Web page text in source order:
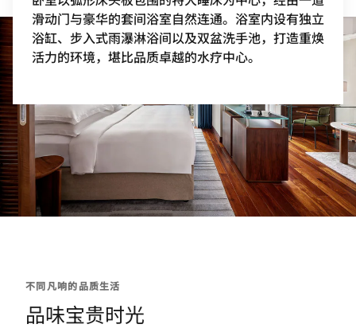
滑动门与豪华的套间浴室自然连通。浴室内设有独立
浴缸、步入式雨瀑淋浴间以及双盆洗手池，打造重焕
活力的环境，堪比品质卓越的水疗中心。
不同凡响的品质生活
品味宝贵时光